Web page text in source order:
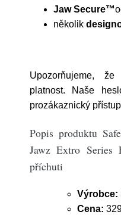
Jaw Secure™
několik
Upozorňujeme,
platnost. Naše
prozákaznický
Popis produktu
Jawz Extro Series
příchuti
Výrobce:
Cena: